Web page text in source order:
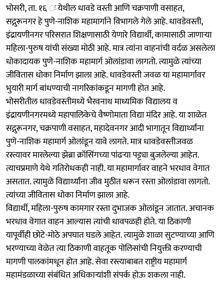
भोसरी, ता. १६ ः येथील धावडे वस्ती आणि चक्रपाणी वसाहत,
सद्गुरूनगर हे पुणे-नाशिक महामार्गाने विभागले गेले आहे. धावडेवस्ती,
इंद्रायणीनगर परिसरात शिक्षणासाठी येणारे विद्यार्थी, कामासाठी जाणाऱ्या
महिला-पुरुष यांची संख्या मोठी आहे. मात्र त्यांना वाहनांची वर्दळ असलेला
धोकादायक पुणे-नाशिक महामार्ग ओलांडावा लागतो. त्यामुळे त्यांच्या
जीवितास धोका निर्माण झाला आहे. धावडेवस्ती जवळ या महामार्गावर
भुयारी मार्ग बांधण्याची नागरिकांकडून मागणी होत आहे.
भोसरीतील धावडेवस्तीमध्ये भैरवनाथ माध्यमिक विद्यालय व
इंद्रायणीनगरमध्ये महापालिकेचे वैष्णोमाता विद्या मंदिर आहे. या शाळेत
सद्गुरूनगर, चक्रपाणी वसाहत, महादेवनगर आदी भागातून विद्यार्थ्यांना
पुणे-नाशिक महामार्ग ओलांडून यावे लागते. मात्र धावडेवस्तीजवळ
रस्त्यावर मारलेल्या झेब्रा क्रॉसिंगच्या पांढऱ्या पट्ट्या बुजलेल्या आहेत.
त्याचप्रमाणे येथे गतिरोधकही नाही. या महामार्गावर वाहने भरधाव वेगात
असतात. त्यामुळे विद्यार्थ्यांना जीव मुठीत धरून रस्ता ओलांडावा लागतो.
त्यांच्या जीवितास धोका निर्माण झाला आहे.
विद्यार्थी, महिला-पुरुष कामगार रस्ता दुभाजक ओलांडून जातात. अचानक
भरधाव वेगात वाहन आल्यास त्यांची धावपळही होते. या ठिकाणी
यापूर्वीही छोटे-मोठे अपघात घडले आहेत. त्यामुळे शाळा सुटण्याच्या आणि
भरण्याच्या वेळेत त्या ठिकाणी वाहतूक पोलिसांची नियुक्ती करण्याची
मागणी पालकांमधून होत आहे. सेवा रस्त्याबाबत राष्ट्रीय महामार्ग
महामंडळाच्या संबंधित अधिकाऱ्यांशी संपर्क होऊ शकला नाही.